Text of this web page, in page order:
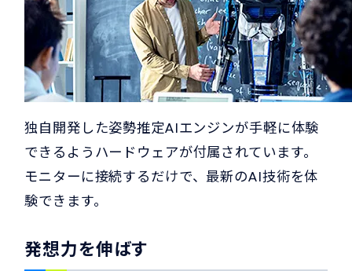
独自開発した姿勢推定AIエンジンが手軽に体験
できるようハードウェアが付属されています。
モニターに接続するだけで、最新のAI技術を体
験できます。
発想力を伸ばす